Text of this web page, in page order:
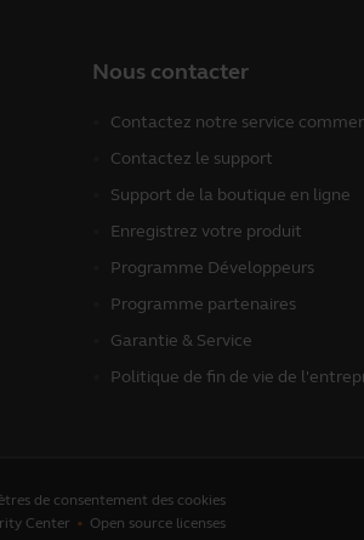
Nous contacter
Contactez notre service
Contactez le support
Support de la boutique en ligne
Enregistrez votre produit
Programme Développeurs
Programme partenaires
Garantie & Service
Politique de fin de vie de
de consentement des cookies
Center Open source licenses